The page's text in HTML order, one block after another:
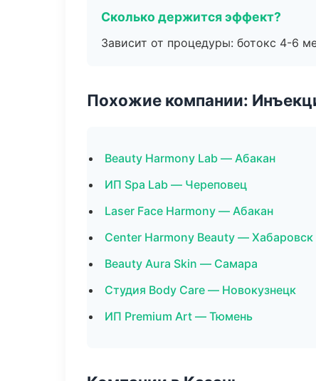
Сколько держится эффект?
Зависит от процедуры: ботокс 4-6
Похожие компании:
Beauty Harmony Lab — Абакан
ИП Spa Lab — Череповец
Laser Face Harmony — Абакан
Center Harmony Beauty — Хабаровск
Beauty Aura Skin — Самара
Студия Body Care — Новокузнецк
ИП Premium Art — Тюмень